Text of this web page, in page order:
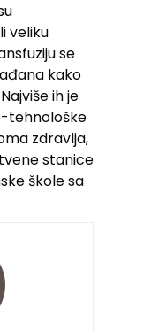
veliku
se
kako
ih je
tehnološke
zdravlja,
stanice
škole sa